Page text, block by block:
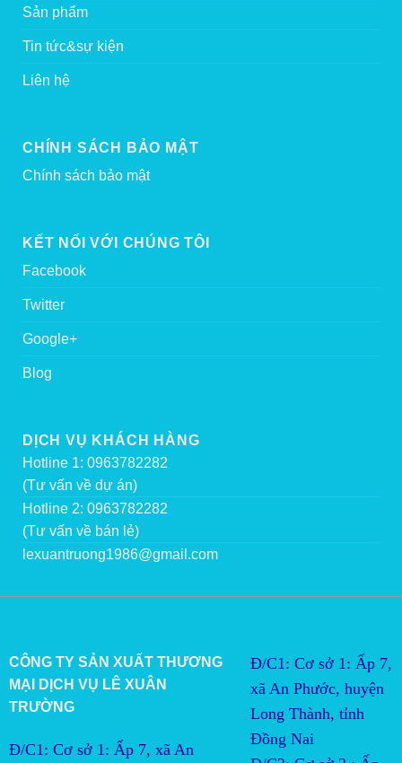
Sản phẩm
Tin tức&sự kiện
Liên hệ
CHÍNH SÁCH BẢO MẬT
Chính sách bảo mật
KẾT NỐI VỚI CHÚNG TÔI
Facebook
Twitter
Google+
Blog
DỊCH VỤ KHÁCH HÀNG
Hotline 1: 0963782282
(Tư vấn về dự án)
Hotline 2: 0963782282
(Tư vấn về bán lẻ)
lexuantruong1986@gmail.com
CÔNG TY SẢN XUẤT THƯƠNG
MẠI DỊCH VỤ LÊ XUÂN
TRƯỜNG
Đ/C1: Cơ sở 1: Ấp 7, xã An
Đ/C1: Cơ sở 1: Ấp 7,
xã An Phước, huyện
Long Thành, tỉnh
Đồng Nai